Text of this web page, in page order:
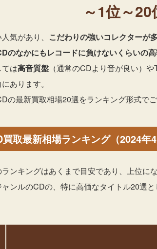
～1位～
気があり、 こだわりの強いコレクターが
のなかにもレコードに負けないくらいの
は高音質盤 （通常のCDより音が良い）
あります。
の最新買取相場20選をランキング形式でご
取最新相場ランキング（2024年
ンキングはあくまで目安であり、上位に
ンルのCDの、特に高価なタイトル20選